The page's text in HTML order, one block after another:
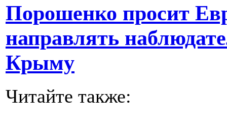
Порошенко просит
направлять
Крыму
Читайте также: